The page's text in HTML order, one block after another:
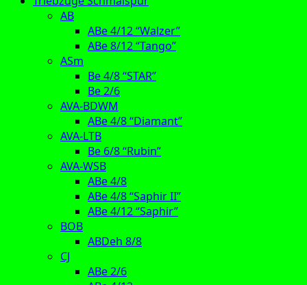
AB
ABe 4/12 “Walzer”
ABe 8/12 “Tango”
ASm
Be 4/8 “STAR”
Be 2/6
AVA-BDWM
ABe 4/8 “Diamant”
AVA-LTB
Be 6/8 “Rubin”
AVA-WSB
ABe 4/8
ABe 4/8 “Saphir II”
ABe 4/12 “Saphir”
BOB
ABDeh 8/8
CJ
ABe 2/6